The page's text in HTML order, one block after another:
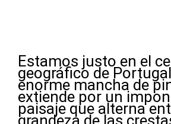
Estamos justo en el
geográfico de
enorme mancha de
extiende por un
paisaje que alterna
grandeza de las